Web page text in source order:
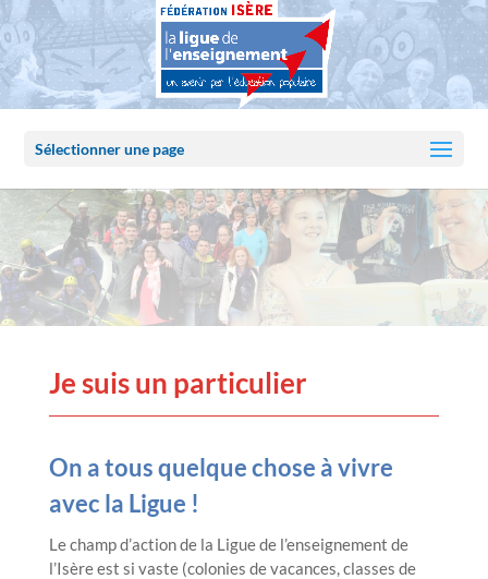
Sélectionner une page
Je suis un particulier
On a tous quelque chose à vivre
avec la Ligue !
Le champ d’action de la Ligue de l’enseignement de
l’Isère est si vaste (colonies de vacances, classes de